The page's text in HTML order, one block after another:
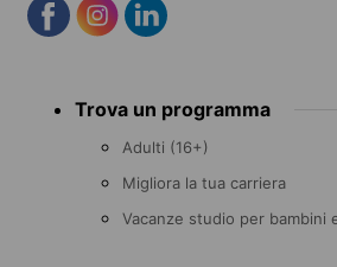
menuTrova un programma
Adulti (16+)
Migliora la tua carriera
Vacanze studio per bambini